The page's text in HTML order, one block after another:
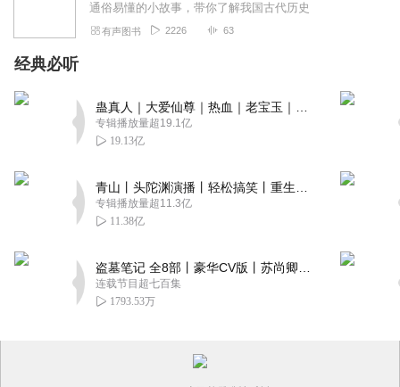
通俗易懂的小故事，带你了解我国古代历史
有声图书 2226 63
经典必听
专辑播放量超19.1亿
19.13亿
专辑播放量超11.3亿
11.38亿
连载节目超七百集
1793.53万